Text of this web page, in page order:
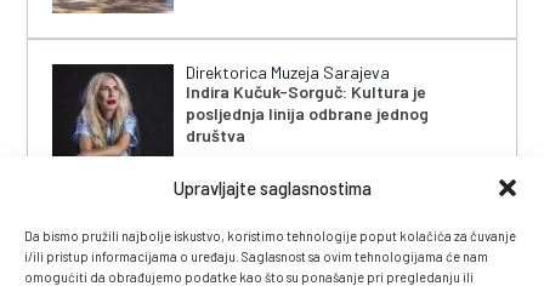
Upravljajte saglasnostima
Da bismo pružili najbolje iskustvo, koristimo tehnologije poput kolačića za čuvanje
i/ili pristup informacijama o uređaju. Saglasnost sa ovim tehnologijama će nam
omogućiti da obrađujemo podatke kao što su ponašanje pri pregledanju ili
Direktorica Muzeja Sarajeva
Indira Kučuk-Sorguč: Kultura je
posljednja linija odbrane jednog
društva